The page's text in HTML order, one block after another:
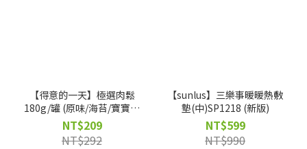
【得意的一天】極選肉鬆
180g/罐 (原味/海苔/寶寶肉
鬆)🌻 用葵花油製作更安心
NT$209
NT$292
【sunlus】三樂事暖暖熱敷
墊(中)SP1218 (新版)
NT$599
NT$990